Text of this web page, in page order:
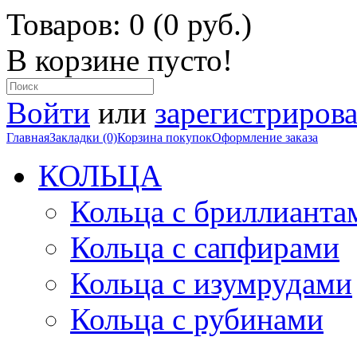
Товаров: 0 (0 руб.)
В корзине пусто!
Войти или
ГлавнаяЗакладки (0)Корзина покупокОформление заказа
КОЛЬЦА
Кольца с
Кольца с сапфирами
Кольца с изумрудами
Кольца с рубинами